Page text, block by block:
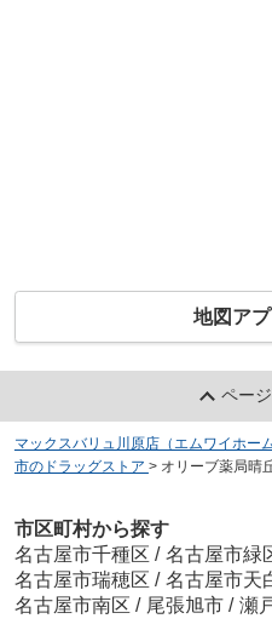
地図ア
ペー
マックスバリュ川原店（エムワイホーム
市のドラッグストア > オリーブ薬局晴
市区町村から探す
名古屋市千種区 / 名古屋市緑
名古屋市瑞穂区 / 名古屋市天
名古屋市南区 / 尾張旭市 / 瀬